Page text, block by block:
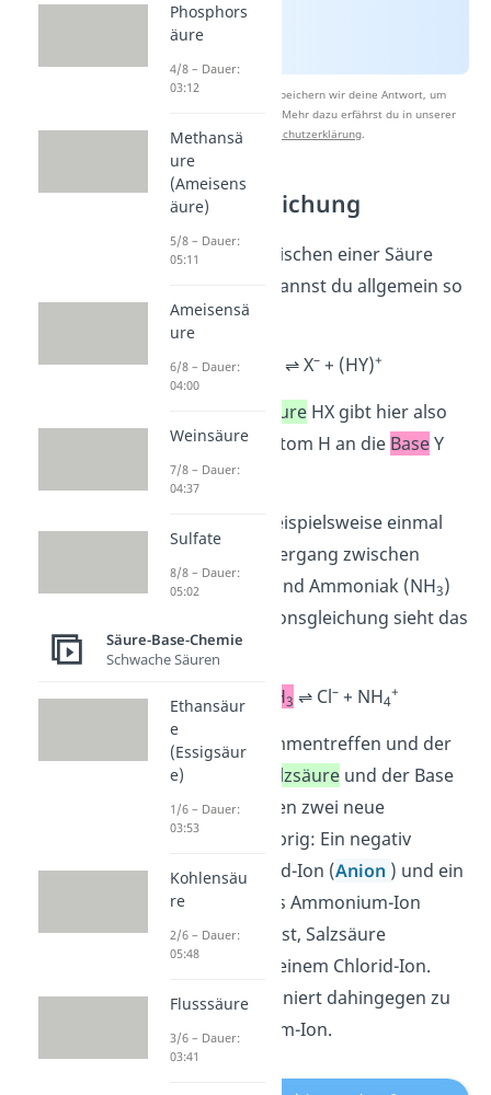
Nach Beantwortung speichern wir deine Antwort, um
Studyflix zu verbessern. Mehr dazu erfährst du in unserer
Datenschutzerklärung.
Protolysegleichung
Die Protolyse zwischen einer Säure
und einer Base kannst du allgemein so
darstellen:
HX
⇌ X–+ (HY)+
Säure HX gibt hier also
ihr Wasserstoffatom H an die BaseY
Sehen wir uns beispielsweise einmal
den Protonenübergang zwischen
Salzsäure (HCl) und Ammoniak (NH3)
an. In der Reaktionsgleichung sieht das
so aus:
HCl+ NH3 ⇌ Cl–+ NH4
+
Nach dem Zusammentreffen und der
Protolyse von
Salzsäure und der Base
Ammoniakbleiben zwei neue
Verbindungen übrig: Ein negativ
geladenes Chlorid-Ion (Anion ) und ein
positiv geladenes Ammonium-Ion
( Kation). Du sagst, Salzsäure
deprotoniert zu einem Chlorid-Ion.
Ammoniak protoniert dahingegen zu
einem Ammonium-Ion.
Phosphors
äure
4/8 – Dauer:
03:12
Methansä
ure
(Ameisens
äure)
5/8 – Dauer:
05:11
Ameisensä
ure
6/8 – Dauer:
04:00
Weinsäure
7/8 – Dauer:
04:37
Sulfate
8/8 – Dauer:
05:02
Säure-Base-Chemie
Schwache Säuren
Ethansäur
e
(Essigsäur
e)
1/6 – Dauer:
03:53
Kohlensäu
re
2/6 – Dauer:
05:48
Flusssäure
3/6 – Dauer:
03:41